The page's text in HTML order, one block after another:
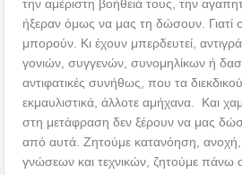
την αμέριστη βοήθειά τους, την
ήξεραν όμως να μας τη δώσουν. Γιατί
μπορούν. Κι έχουν μπερδευτεί,
γονιών, συγγενών, συνομηλίκων ή
αντιφατικές συνήθως, που τα
εκμαυλιστικά, άλλοτε αμήχανα. Και
στη μετάφραση δεν ξέρουν να μας
από αυτά. Ζητούμε κατανόηση,
γνώσεων και τεχνικών, ζητούμε πάνω